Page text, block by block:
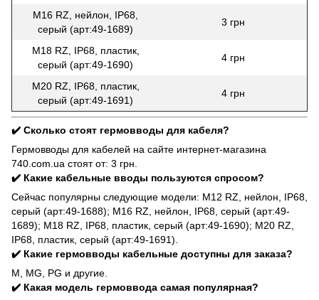
М16 RZ, нейлон, IP68,
серый (арт:49-1689)
3 грн
М18 RZ, IP68, пластик,
серый (арт:49-1690)
4 грн
М20 RZ, IP68, пластик,
серый (арт:49-1691)
4 грн
✔️ Сколько стоят гермовводы для кабеля?
Гермовводы для кабелей на сайте интернет-магазина
740.com.ua стоят от: 3 грн.
✔️ Какие кабельные вводы пользуются спросом?
Сейчас популярны следующие модели: М12 RZ, нейлон, IP68,
серый (арт:49-1688); М16 RZ, нейлон, IP68, серый (арт:49-
1689); М18 RZ, IP68, пластик, серый (арт:49-1690); М20 RZ,
IP68, пластик, серый (арт:49-1691).
✔️ Какие гермовводы кабельные доступны для заказа?
M, MG, PG и другие.
✔️ Какая модель гермоввода самая популярная?